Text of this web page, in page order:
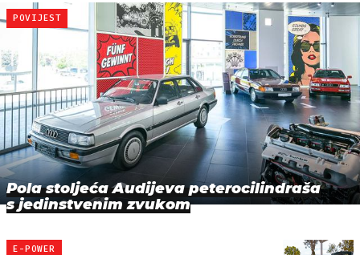
POVIJEST
Pola stoljeća Audijeva peterocilindraša
s jedinstvenim zvukom
E-POWER